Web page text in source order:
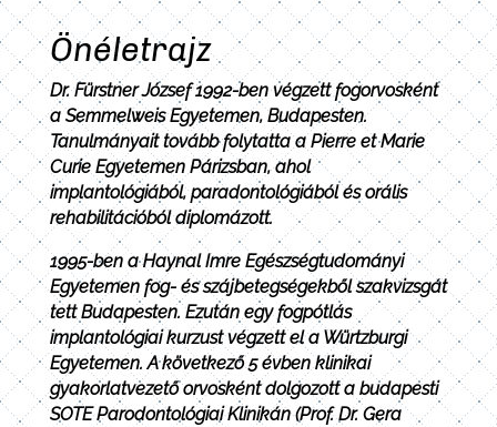
Önéletrajz
Dr. Fürstner József 1992-ben végzett fogorvosként
a Semmelweis Egyetemen, Budapesten.
Tanulmányait tovább folytatta a Pierre et Marie
Curie Egyetemen Párizsban, ahol
implantológiából, paradontológiából és orális
rehabilitációból diplomázott.
1995-ben a Haynal Imre Egészségtudományi
Egyetemen fog- és szájbetegségekből szakvizsgát
tett Budapesten. Ezután egy fogpótlás
implantológiai kurzust végzett el a Würtzburgi
Egyetemen. A következő 5 évben klinikai
gyakorlatvezető orvosként dolgozott a budapesti
SOTE Parodontológiai Klinikán (Prof. Dr. Gera